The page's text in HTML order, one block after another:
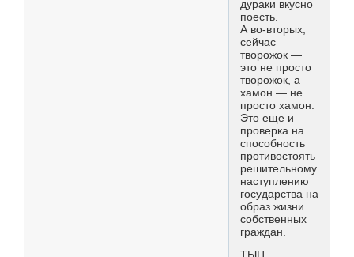
дураки вкусно
поесть.
А во-вторых,
сейчас
творожок —
это не просто
творожок, а
хамон — не
просто хамон.
Это еще и
проверка на
способность
противостоять
решительному
наступлению
государства на
образ жизни
собственных
граждан.